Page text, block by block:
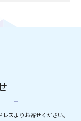
スよりお寄せください。